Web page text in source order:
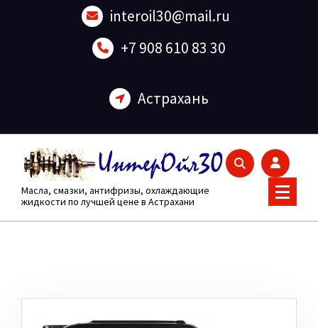
interoil30@mail.ru
+7 908 610 83 30
Астрахань
Масла, смазки, антифризы, охлаждающие
жидкости по лучшей цене в Астрахани